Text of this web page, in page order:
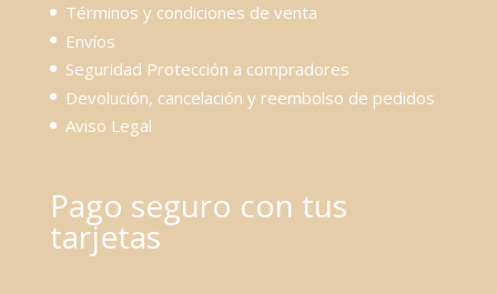
Términos y condiciones de venta
Envíos
Seguridad Protección a compradores
Devolución, cancelación y reembolso de pedidos
Aviso Legal
Pago seguro con tus
tarjetas